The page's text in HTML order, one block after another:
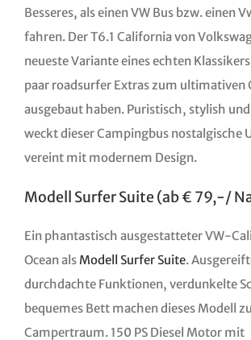
Besseres, als einen VW Bus bzw. einen
fahren. Der T6.1 California von
neueste Variante eines echten
paar roadsurfer Extras zum ultimativen
ausgebaut haben. Puristisch, stylish
weckt dieser Campingbus nostalgische
vereint mit modernem Design.
Modell Surfer Suite (ab € 79,-/
Ein phantastisch ausgestatteter VW-
Ocean als Modell Surfer Suite.
durchdachte Funktionen, verdunkelte
bequemes Bett machen dieses Modell
Campertraum. 150 PS Diesel Motor mit